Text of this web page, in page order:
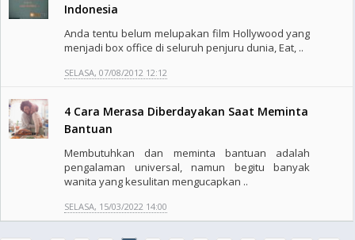
Indonesia
Anda tentu belum melupakan film Hollywood yang
menjadi box office di seluruh penjuru dunia, Eat, ..
SELASA, 07/08/2012 12:12
4 Cara Merasa Diberdayakan Saat Meminta
Bantuan
Membutuhkan dan meminta bantuan adalah
pengalaman universal, namun begitu banyak
wanita yang kesulitan mengucapkan ..
SELASA, 15/03/2022 14:00